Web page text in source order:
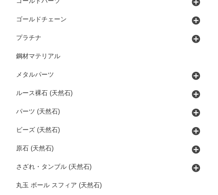
ゴールドチェーン
プラチナ
鋼材マテリアル
メタルパーツ
ルース裸石 (天然石)
パーツ (天然石)
ビーズ (天然石)
原石 (天然石)
さざれ・タンブル (天然石)
丸玉 ボール スフィア (天然石)